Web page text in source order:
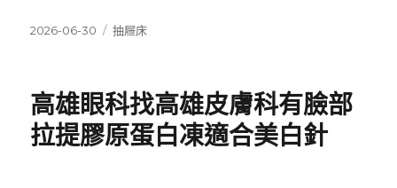
發
2026-06-30
分
抽屜床
高雄眼科找高雄皮膚科有臉部
拉提膠原蛋白凍適合美白針